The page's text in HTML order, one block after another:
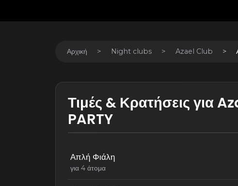
Αρχική Night clubs Azael Club
Τιμές & Κρατήσεις για
PARTY
Απλή Φιάλη
για 4 άτομα